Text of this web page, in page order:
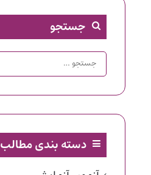
جستجو
دسته بندی مطالب